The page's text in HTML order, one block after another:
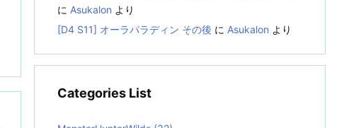
に Asukalon より
[D4 S11] オーラパラディン その後 に Asukalon より
Categories List